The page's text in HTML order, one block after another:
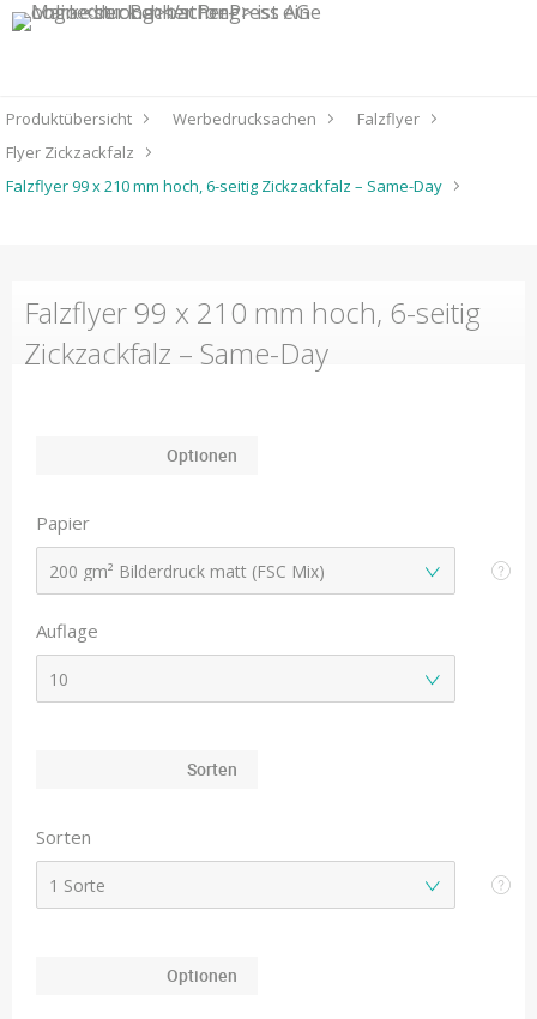
Produktübersicht Werbedrucksachen
Falzflyer
Flyer Zickzackfalz
Falzflyer 99 x 210 mm hoch, 6-seitig Zickzackfalz – Same-Day
Falzflyer 99 x 210 mm hoch, 6-seitig
Zickzackfalz – Same-Day
Optionen
Papier
Auflage
Sorten
Sorten
Optionen